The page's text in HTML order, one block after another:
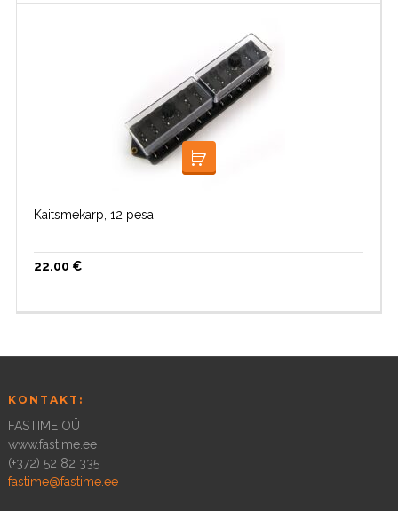
LISA KORVI
Kaitsmekarp, 12 pesa
22.00 €
KONTAKT:
FASTIME OÜ
www.fastime.ee
(+372) 52 82 335
fastime@fastime.ee